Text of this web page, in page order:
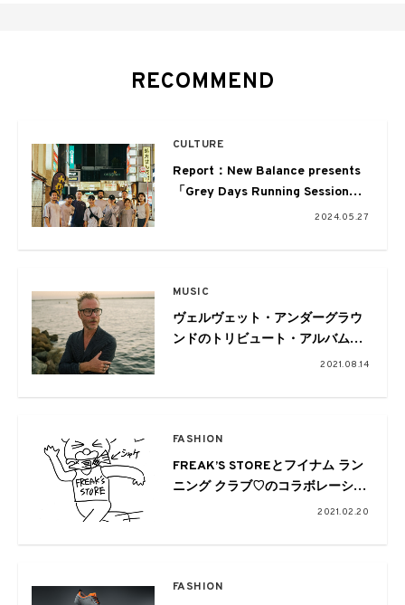
RECOMMEND
CULTURE
Report：New Balance presents
「Grey Days Running Session
る
2024.05.27
MUSIC
ヴェルヴェット・アンダーグラウ
ンドのトリビュート・アルバムよ
りマット・バーニンガーによるカ
ビデオも
2021.08.14
FASHION
FREAK’S STOREとフイナム ラン
ニング クラブ♡のコラボレーショ
ンアイテムが、The Camp
イトにて販売開始
2021.02.20
FASHION